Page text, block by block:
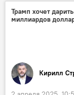
Кыргызстан
Трамп хочет
миллиардов
Кирилл